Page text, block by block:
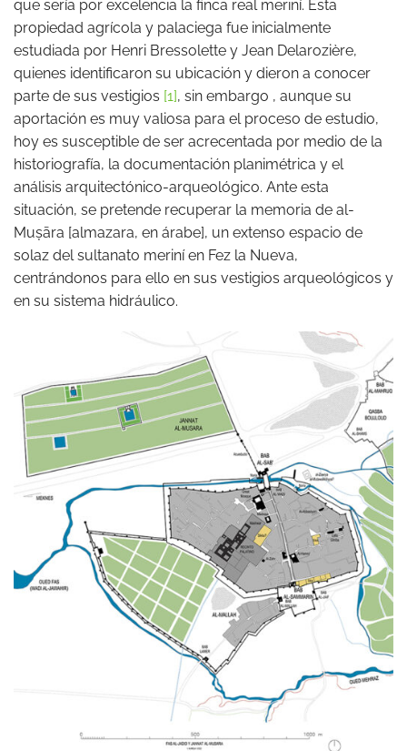
que sería por excelencia la finca real meriní. Esta
propiedad agrícola y palaciega fue inicialmente
estudiada por Henri Bressolette y Jean Delarozière,
quienes identificaron su ubicación y dieron a conocer
parte de sus vestigios [1], sin embargo , aunque su
aportación es muy valiosa para el proceso de estudio,
hoy es susceptible de ser acrecentada por medio de la
historiografía, la documentación planimétrica y el
análisis arquitectónico-arqueológico. Ante esta
situación, se pretende recuperar la memoria de al-
Muṣāra [almazara, en árabe], un extenso espacio de
solaz del sultanato meriní en Fez la Nueva,
centrándonos para ello en sus vestigios arqueológicos y
en su sistema hidráulico.